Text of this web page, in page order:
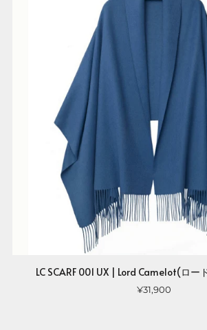
LC SCARF 001 UX | Lord Camelot(ロー
¥31,900